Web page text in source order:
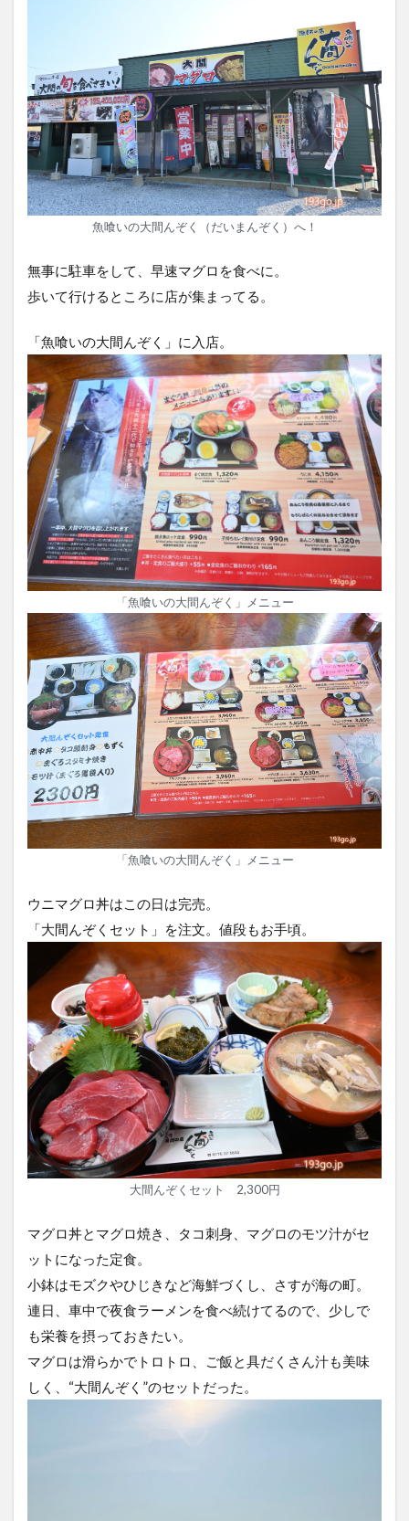
魚喰いの大間んぞく（だいまんぞく）へ！
無事に駐車をして、早速マグロを食べに。
歩いて行けるところに店が集まってる。
「魚喰いの大間んぞく」に入店。
「魚喰いの大間んぞく」メニュー
「魚喰いの大間んぞく」メニュー
ウニマグロ丼はこの日は完売。
「大間んぞくセット」を注文。値段もお手頃。
大間んぞくセット 2,300円
マグロ丼とマグロ焼き、タコ刺身、マグロのモツ汁がセ
ットになった定食。
小鉢はモズクやひじきなど海鮮づくし、さすが海の町。
連日、車中で夜食ラーメンを食べ続けてるので、少しで
も栄養を摂っておきたい。
マグロは滑らかでトロトロ、ご飯と具だくさん汁も美味
しく、“大間んぞく”のセットだった。